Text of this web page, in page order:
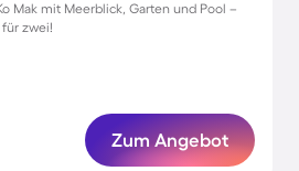
Mak mit Meerblick, Garten und Pool –
zwei!
Zum Angebot